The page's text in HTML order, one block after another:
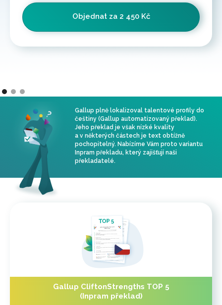
Objednat za 2 450 Kč
Gallup plně lokalizoval talentové profily do
češtiny (Gallup automatizovaný překlad).
Jeho překlad je však nízké kvality
a v některých částech je text obtížně
pochopitelný. Nabízíme Vám proto variantu
Inpram překladu, který zajišťují naši
překladatelé.
Gallup CliftonStrengths TOP 5
(Inpram překlad)